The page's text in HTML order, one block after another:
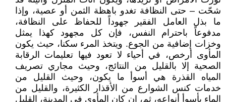
شحّت – حتى النظافة تغدو باهظة الثمن أو عصية، وإذا
ما بذل العامل الفقير جهوداً للحفاظ على النظافة،
مدفوعاً باحترام النفس، فإن كل مجهود کهذا يمثل
وخزات إضافية من الجوع. ويتخذ المرء سکنا، حيث يكون
المأوى أرخص، في أحياء لا تعود فيها تعليمات الرقابة
الصحية إلا بالقليل من النتائج، وحيث مجاري تصريف
المياه القذرة هي أسوأ ما يكون، وحيث القليل من
خدمات کنس الشوارع من الأقذار الكثيرة، والقليل من
الماء بأسوأ أنواعه، ثم، إن كان المأوى في المدينة، القليل